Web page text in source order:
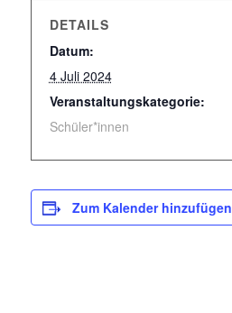
DETAILS
Datum:
4 Juli 2024
Veranstaltungskategorie:
Schüler*innen
Zum Kalender hinzufügen